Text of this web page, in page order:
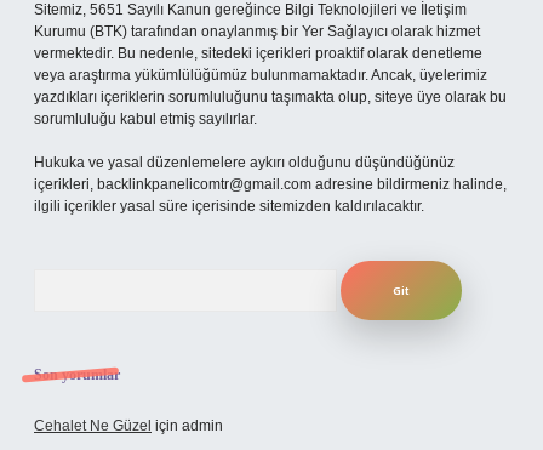
Sitemiz, 5651 Sayılı Kanun gereğince Bilgi Teknolojileri ve İletişim
Kurumu (BTK) tarafından onaylanmış bir Yer Sağlayıcı olarak hizmet
vermektedir. Bu nedenle, sitedeki içerikleri proaktif olarak denetleme
veya araştırma yükümlülüğümüz bulunmamaktadır. Ancak, üyelerimiz
yazdıkları içeriklerin sorumluluğunu taşımakta olup, siteye üye olarak bu
sorumluluğu kabul etmiş sayılırlar.
Hukuka ve yasal düzenlemelere aykırı olduğunu düşündüğünüz
içerikleri, backlinkpanelicomtr@gmail.com adresine bildirmeniz halinde,
ilgili içerikler yasal süre içerisinde sitemizden kaldırılacaktır.
Son yorumlar
Cehalet Ne Güzel için admin